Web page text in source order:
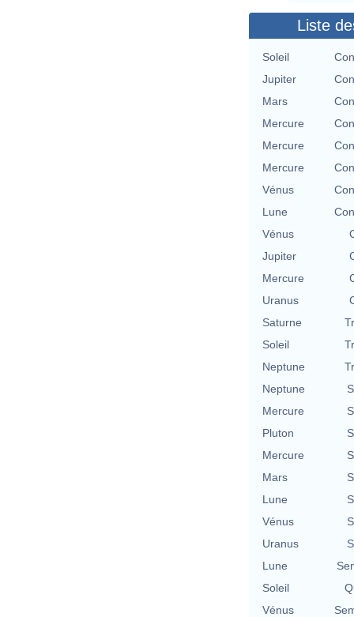
Liste
Soleil
Jupiter
Mars
Mercure
Mercure
Mercure
Vénus
Lune
Vénus
Jupiter
Mercure
Uranus
Saturne
Soleil
Neptune
Neptune
Mercure
Pluton
Mercure
Mars
Lune
Vénus
Uranus
Lune
Soleil
Vénus